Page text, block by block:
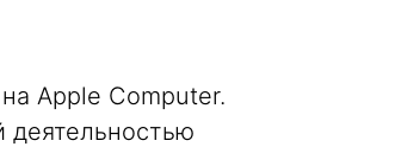
Apple Computer.
деятельностью